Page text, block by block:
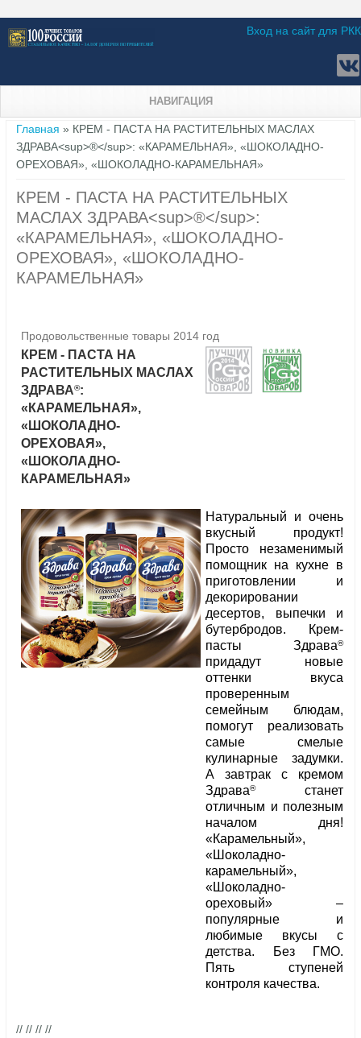
Вход на сайт для РКК
НАВИГАЦИЯ
Вы здесь
Главная » КРЕМ - ПАСТА НА РАСТИТЕЛЬНЫХ МАСЛАХ
ЗДРАВА<sup>®</sup>: «КАРАМЕЛЬНАЯ», «ШОКОЛАДНО-
ОРЕХОВАЯ», «ШОКОЛАДНО-КАРАМЕЛЬНАЯ»
КРЕМ - ПАСТА НА РАСТИТЕЛЬНЫХ
МАСЛАХ ЗДРАВА<sup>®</sup>:
«КАРАМЕЛЬНАЯ», «ШОКОЛАДНО-
ОРЕХОВАЯ», «ШОКОЛАДНО-
КАРАМЕЛЬНАЯ»
Продовольственные товары 2014 год
КРЕМ - ПАСТА НА
РАСТИТЕЛЬНЫХ МАСЛАХ
ЗДРАВА®:
«КАРАМЕЛЬНАЯ»,
«ШОКОЛАДНО-
ОРЕХОВАЯ»,
«ШОКОЛАДНО-
КАРАМЕЛЬНАЯ»
Натуральный и очень
вкусный продукт!
Просто незаменимый
помощник на кухне в
приготовлении и
декорировании
десертов, выпечки и
бутербродов. Крем-
пасты Здрава®
придадут новые
оттенки вкуса
проверенным
семейным блюдам,
помогут реализовать
самые смелые
кулинарные задумки.
А завтрак с кремом
Здрава®станет
отличным и полезным
началом дня!
«Карамельный»,
«Шоколадно-
карамельный»,
«Шоколадно-
ореховый» –
популярные и
любимые вкусы с
детства. Без ГМО.
Пять ступеней
контроля качества.
// // // //